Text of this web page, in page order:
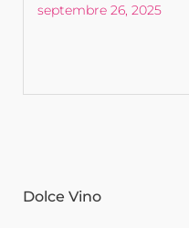
septembre 26, 2025
Dolce Vino